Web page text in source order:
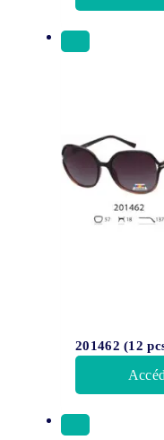
201462 (12